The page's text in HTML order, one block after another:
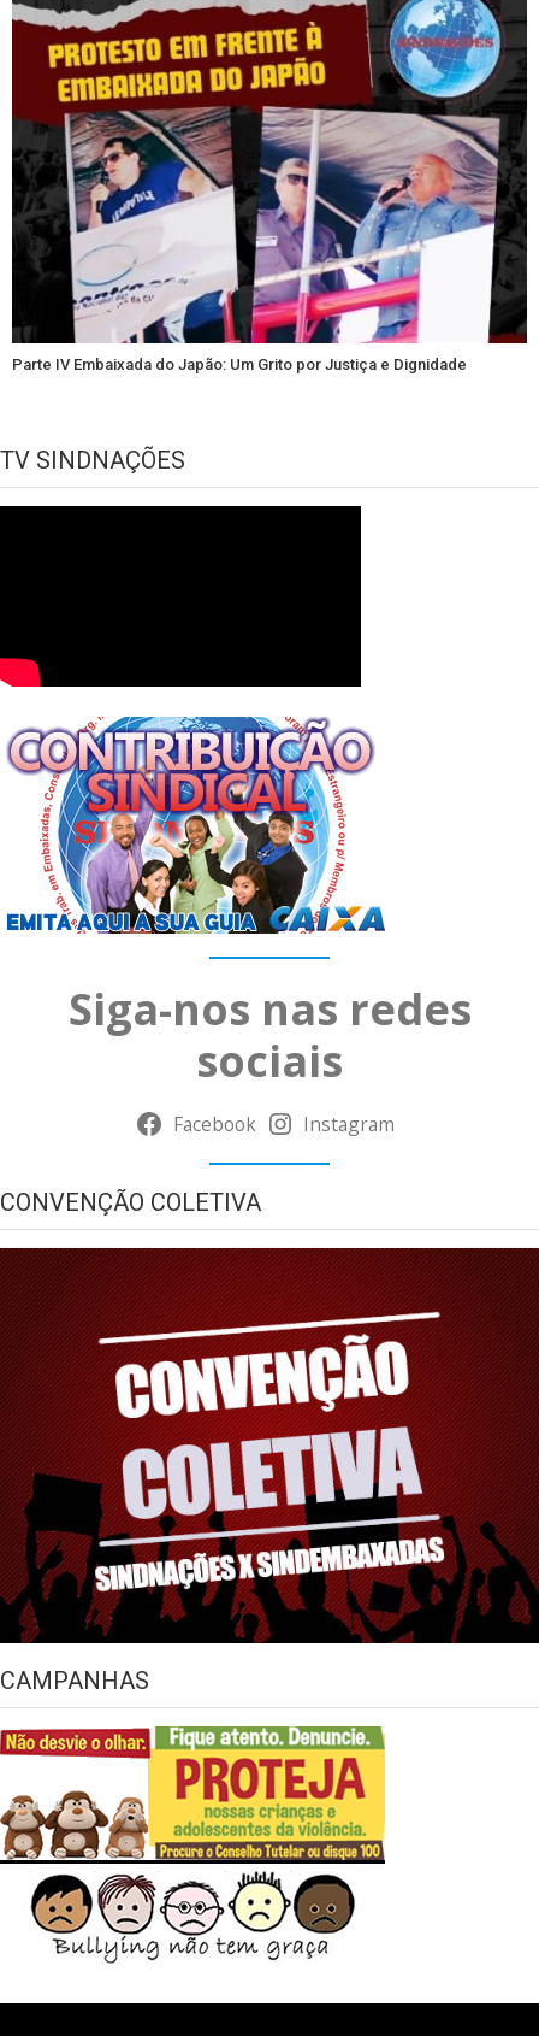
Parte IV Embaixada do Japão: Um Grito por Justiça e Dignidade
TV SINDNAÇÕES
Siga-nos nas redes
sociais
Facebook Instagram
CONVENÇÃO COLETIVA
CAMPANHAS